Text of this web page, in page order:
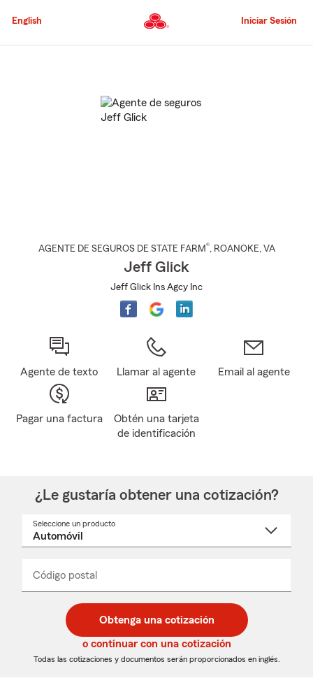
al
principal
English Iniciar Sesión
AGENTE DE SEGUROS DE STATE FARM®, ROANOKE, VA
Jeff Glick
Jeff Glick Ins Agcy Inc
Agente de texto Llamar al agente Email al agente
Pagar una factura
Obtén una tarjeta
de identificación
¿Le gustaría obtener una cotización?
Seleccione un producto
desplegable
Código postal
de
5
dígitos
de
5
dígitos
_____
Obtenga una cotización
o continuar con una cotización
Todas las cotizaciones y documentos serán proporcionados en inglés.